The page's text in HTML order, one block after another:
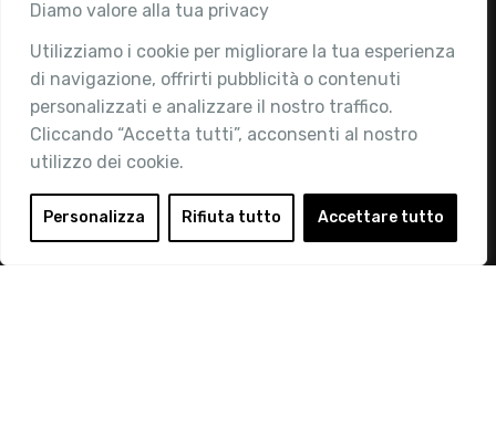
Diamo valore alla tua privacy
Utilizziamo i cookie per migliorare la tua esperienza
di navigazione, offrirti pubblicità o contenuti
personalizzati e analizzare il nostro traffico.
Cliccando “Accetta tutti”, acconsenti al nostro
utilizzo dei cookie.
Personalizza Rifiuta tutto Accettare tutto
Associazione
Chi siamo
Attività
Contatti
Area Riservata
Login
Diventa Socio